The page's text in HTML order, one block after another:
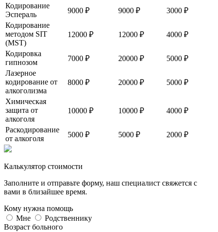
Кодирование
Эспераль
9000 ₽ 9000 ₽
3000 ₽
Кодирование
методом SIT
(MST)
12000 ₽ 12000 ₽ 4000 ₽
Кодировка
гипнозом
7000 ₽ 20000 ₽
5000 ₽
Лазерное
кодирование от
алкоголизма
8000 ₽ 20000 ₽ 5000 ₽
Химическая
защита от
алкоголя
10000 ₽ 10000 ₽ 4000 ₽
Раскодирование
от алкоголя
5000 ₽ 5000 ₽ 2000 ₽
Калькулятор стоимости
Заполните и отправьте форму, наш специалист свяжется с
вами в близайшее время.
Кому нужна помощь
Мне
Родственнику
Возраст больного